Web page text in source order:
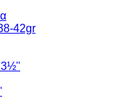
42gr
3½''